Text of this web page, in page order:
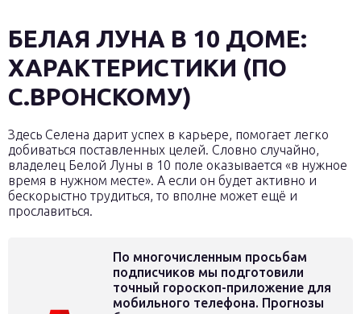
БЕЛАЯ ЛУНА В 10 ДОМЕ:
ХАРАКТЕРИСТИКИ (ПО
С.ВРОНСКОМУ)
Здесь Селена дарит успех в карьере, помогает легко
добиваться поставленных целей. Словно случайно,
владелец Белой Луны в 10 поле оказывается «в нужное
время в нужном месте». А если он будет активно и
бескорыстно трудиться, то вполне может ещё и
прославиться.
По многочисленным просьбам
подписчиков мы подготовили
точный гороскоп-приложение для
мобильного телефона. Прогнозы